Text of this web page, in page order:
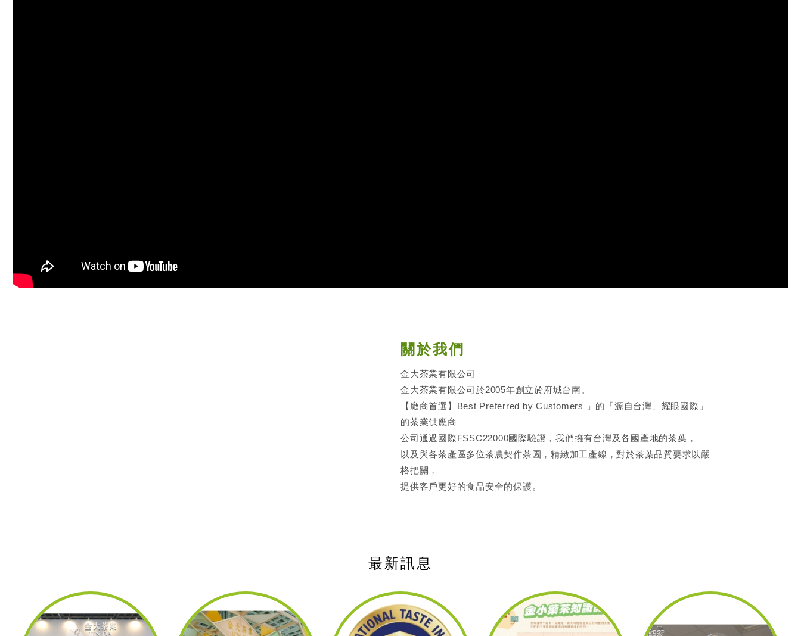
關於我們
金大茶業有限公司
金大茶業有限公司於2005年創立於府城台南。
【廠商首選】Best Preferred by Customers 」的「源自台灣、耀眼國際」
的茶業供應商
公司通過國際FSSC22000國際驗證，我們擁有台灣及各國產地的茶葉，
以及與各茶產區多位茶農契作茶園，精緻加工產線，對於茶葉品質要求以嚴
格把關，
提供客戶更好的食品安全的保護。
最新訊息